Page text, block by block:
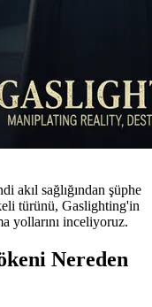
akıl sağlığından şüphe
türünü, Gaslighting'in
yollarını inceliyoruz.
Nereden